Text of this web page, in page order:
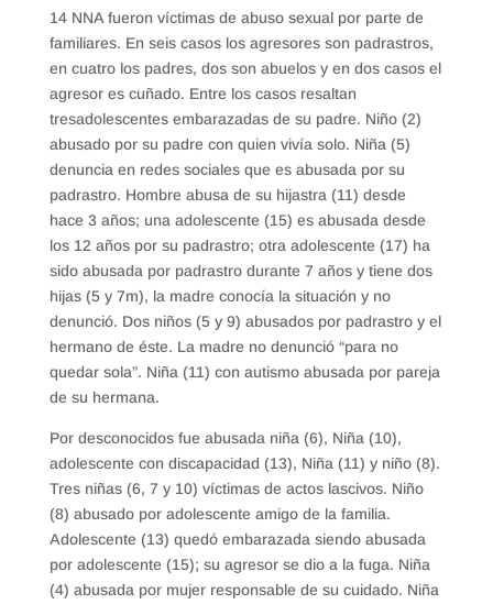
14 NNA fueron víctimas de abuso sexual por parte de
familiares. En seis casos los agresores son padrastros,
en cuatro los padres, dos son abuelos y en dos casos el
agresor es cuñado. Entre los casos resaltan
tresadolescentes embarazadas de su padre. Niño (2)
abusado por su padre con quien vivía solo. Niña (5)
denuncia en redes sociales que es abusada por su
padrastro. Hombre abusa de su hijastra (11) desde
hace 3 años; una adolescente (15) es abusada desde
los 12 años por su padrastro; otra adolescente (17) ha
sido abusada por padrastro durante 7 años y tiene dos
hijas (5 y 7m), la madre conocía la situación y no
denunció. Dos niños (5 y 9) abusados por padrastro y el
hermano de éste. La madre no denunció “para no
quedar sola”. Niña (11) con autismo abusada por pareja
de su hermana.
Por desconocidos fue abusada niña (6), Niña (10),
adolescente con discapacidad (13), Niña (11) y niño (8).
Tres niñas (6, 7 y 10) víctimas de actos lascivos. Niño
(8) abusado por adolescente amigo de la familia.
Adolescente (13) quedó embarazada siendo abusada
por adolescente (15); su agresor se dio a la fuga. Niña
(4) abusada por mujer responsable de su cuidado. Niña